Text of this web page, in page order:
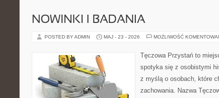
NOWINKI I BADANIA
POSTED BY ADMIN MAJ - 23 - 2026 MOŻLIWOŚĆ
Tęczowa Przystań to
spotyka się z osobistymi
z myślą o osobach, które
zachowania. Nazwa